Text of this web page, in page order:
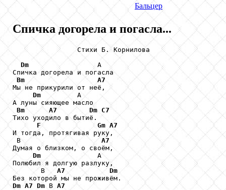
Бальцер
Спичка догорела и погасла...
                Стихи Б. Корнилова
Dm
                 А
Спичка догорела и погасла
Bm
A7
Мы не прикурили от неё,
Dm
         А
А луны сияющее масло
Bm
A7 Dm C7
Тихо уходило в бытиё.
F
Gm A7
И тогда, протягивая руку,
В A7
Думая о близком, о своём,
Dm
              А
Полюбил я долгую разлуку,
       В
A7
Dm
Dm A7 Dm В A7